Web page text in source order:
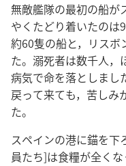
無敵艦隊の最初の船が
やくたどり着いたのは
約60隻の船と，リスボ
た。溺死者は数千人，
病気で命を落としまし
戻って来ても，苦しみ
た。
スペインの港に錨を下
員たち]は食糧が全く